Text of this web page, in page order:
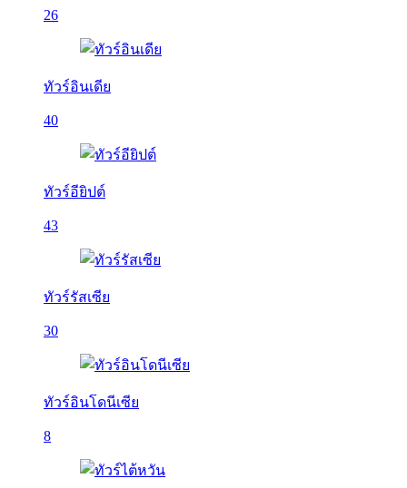
26
ทัวร์อินเดีย
40
ทัวร์อียิปต์
43
ทัวร์รัสเซีย
30
ทัวร์อินโดนีเซีย
8